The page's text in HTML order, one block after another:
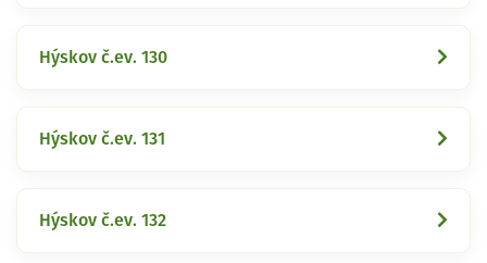
Hýskov č.ev. 130
Hýskov č.ev. 131
Hýskov č.ev. 132